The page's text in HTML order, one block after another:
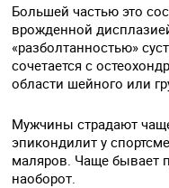
Большей частью это
врожденной
«разболтанностью»
сочетается с
области шейного или
Мужчины страдают
эпикондилит у
маляров. Чаще бывает
наоборот.